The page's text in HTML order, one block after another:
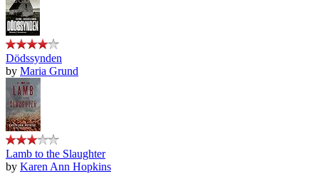
Dödssynden
by Maria Grund
Lamb to the Slaughter
by Karen Ann Hopkins